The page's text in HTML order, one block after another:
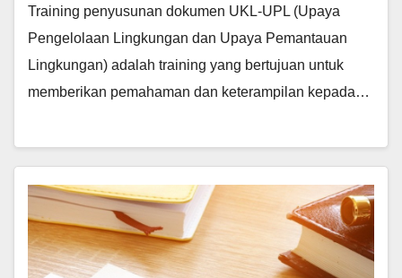
Training penyusunan dokumen UKL-UPL (Upaya
Pengelolaan Lingkungan dan Upaya Pemantauan
Lingkungan) adalah training yang bertujuan untuk
memberikan pemahaman dan keterampilan kepada…